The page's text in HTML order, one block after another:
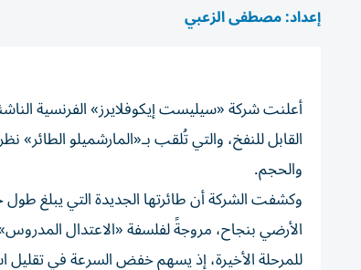
إعداد: مصطفى الزعبي
القابل للنفخ، والتي تُلقب بـ«المارشميلو
والحجم.
الأرضي بنجاح، مروجةً لفلسفة «الاعتدال